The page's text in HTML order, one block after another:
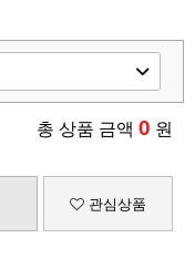
총 상품 금액 0 원
관심상품